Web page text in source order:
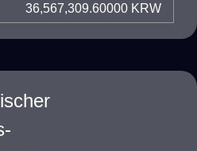
36,567,309.60000 KRW